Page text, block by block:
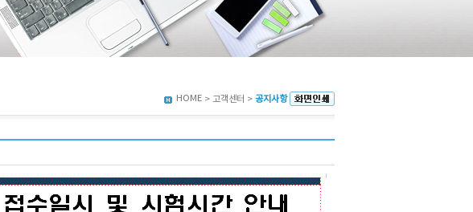
HOME > 고객센터 > 공지사항